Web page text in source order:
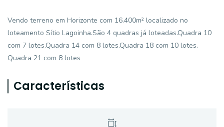
Vendo terreno em Horizonte com 16.400m² localizado no
loteamento Sítio Lagoinha.São 4 quadras já loteadas.Quadra 10
com 7 lotes.Quadra 14 com 8 lotes.Quadra 18 com 10 lotes.
Quadra 21 com 8 lotes
Características